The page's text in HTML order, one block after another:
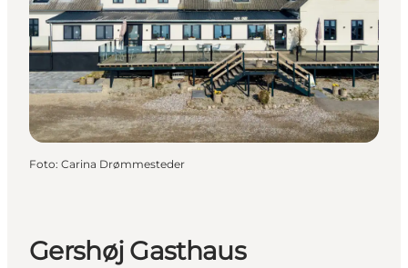
Foto: Carina Drømmesteder
Gershøj Gasthaus